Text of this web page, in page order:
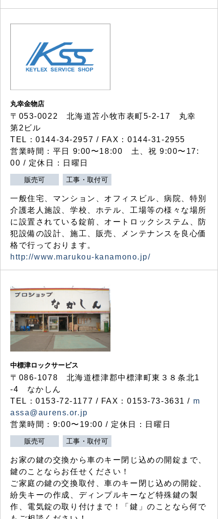
丸幸金物店
〒053-0022 北海道苫小牧市表町5-2-17 丸幸
第2ビル
TEL：0144-34-2957 / FAX：0144-31-2955
営業時間：平日 9:00〜18:00 土、祝 9:00〜17:
00 / 定休日：日曜日
販売可 工事・取付可
一般住宅、マンション、オフィスビル、病院、特別
介護老人施設、学校、ホテル、工場等の様々な場所
に設置されている錠前、オートロックシステム、防
犯設備の設計、施工、販売、メンテナンスを良心価
格で行っております。
http://www.marukou-kanamono.jp/
中標津ロックサービス
〒086-1078 北海道標津郡中標津町東３８条北1
-4 なかしん
TEL：0153-72-1177 / FAX：0153-73-3631 / m
assa@aurens.or.jp
営業時間：9:00〜19:00 / 定休日：日曜日
販売可 工事・取付可
お家の鍵の交換から車のキー閉じ込めの開錠まで、
鍵のことならお任せください！
ご家庭の鍵の交換取付、車のキー閉じ込めの開錠、
紛失キーの作成、ディンプルキーなど特殊鍵の製
作、電気錠の取り付けまで！「鍵」のことなら何で